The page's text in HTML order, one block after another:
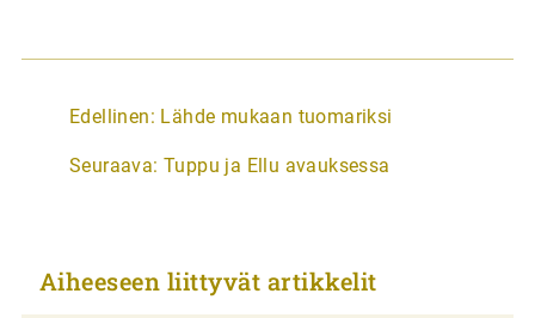
A
t
k
Edellinen: Lähde mukaan tuomariksi
Seuraava: Tuppu ja Ellu avauksessa
Aiheeseen liittyvät artikkelit